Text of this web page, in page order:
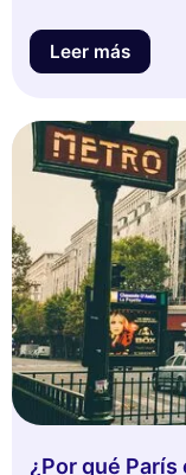
Leer más
¿Por qué París